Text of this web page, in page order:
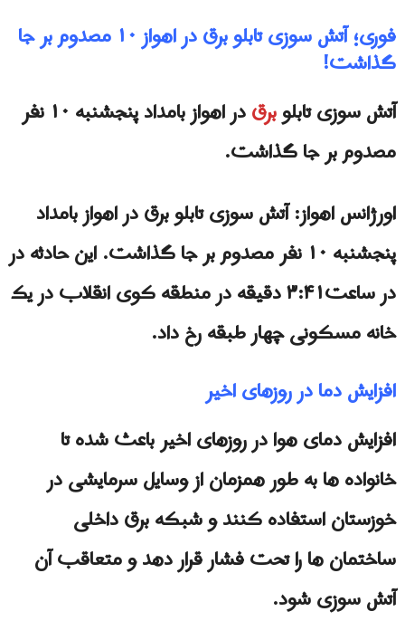
فورى؛ آتش سوزى تابلو برق در اهواز ۱۰ مصدوم بر جا
گذاشت!
آتش سوزی تابلوبرق
در اهواز بامداد پنجشنبه ۱۰ نفر
مصدوم بر جا گذاشت.
اورژانس اهواز: آتش سوزی تابلو برق در اهواز بامداد
پنجشنبه ۱۰ نفر مصدوم بر جا گذاشت. این حادثه در
در ساعت۳:۴۱ دقیقه در منطقه کوی انقلاب در یک
خانه مسکونی چهار طبقه رخ داد.
افزایش دما در روزهای اخیر
افزایش دمای هوا در روزهای اخیر باعث شده تا
خانواده ها به طور همزمان از وسایل سرمایشی در
خوزستان استفاده کنند و شبکه برق داخلی
ساختمان ها را تحت فشار قرار دهد و متعاقب آن
آتش سوزی شود.